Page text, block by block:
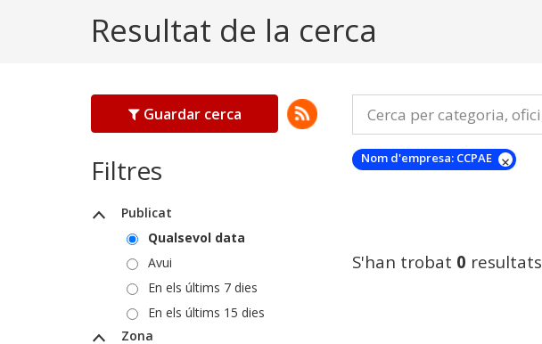
Resultat de la cerca
Guardar cerca
Filtres
Publicat
Qualsevol data
Avui
En els últims 7 dies
En els últims 15 dies
Zona
Nom d'empresa:CCPAE
S'han trobat 0 resultats